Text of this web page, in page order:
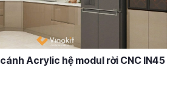
Acrylic hệ modul rời CNC IN45